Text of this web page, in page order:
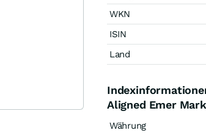
WKN
ISIN
Land
Aligned Emer
Währung